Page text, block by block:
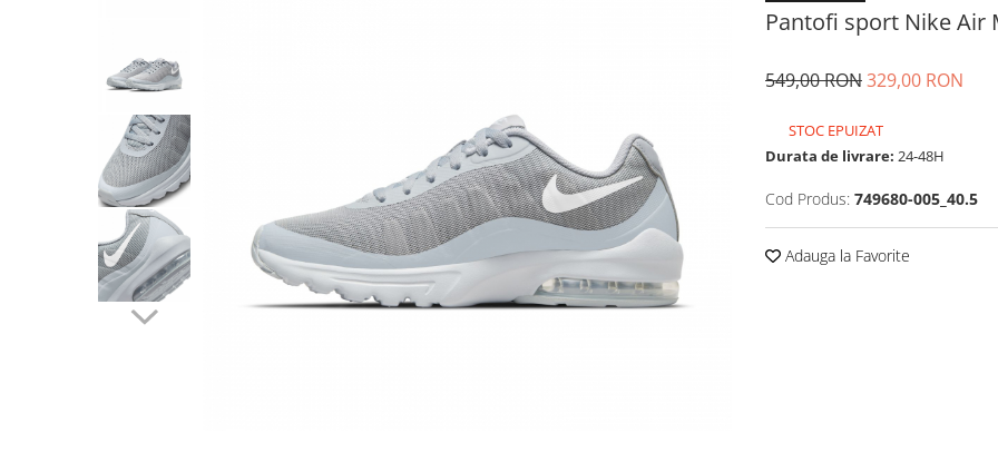
Pantaloni scurti Copii
Ingrijire incaltaminte
Pantofi sport Nike Air
549,00 RON329,00 RON
STOC EPUIZAT
Durata de livrare: 24-48H
Cod Produs: 749680-005_40.5
Adauga la Favorite